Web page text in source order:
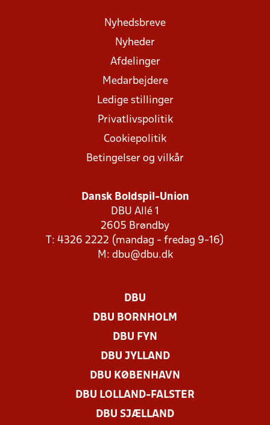
Nyhedsbreve
Nyheder
Afdelinger
Medarbejdere
Ledige stillinger
Privatlivspolitik
Cookiepolitik
Betingelser og vilkår
Dansk Boldspil-Union
DBU Allé 1
2605 Brøndby
T: 4326 2222 (mandag - fredag 9-16)
M: dbu@dbu.dk
DBU
DBU BORNHOLM
DBU FYN
DBU JYLLAND
DBU KØBENHAVN
DBU LOLLAND-FALSTER
DBU SJÆLLAND